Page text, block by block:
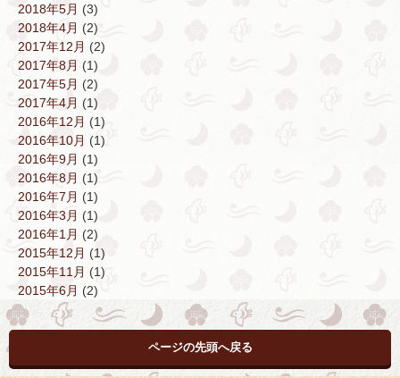
2018年5月 (3)
2018年4月 (2)
2017年12月 (2)
2017年8月 (1)
2017年5月 (2)
2017年4月 (1)
2016年12月 (1)
2016年10月 (1)
2016年9月 (1)
2016年8月 (1)
2016年7月 (1)
2016年3月 (1)
2016年1月 (2)
2015年12月 (1)
2015年11月 (1)
2015年6月 (2)
ページの先頭へ戻る